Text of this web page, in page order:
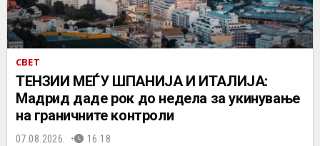
СВЕТ
ТЕНЗИИ МЕЃУ ШПАНИЈА И ИТАЛИЈА:
Мадрид даде рок до недела за укинување
на граничните контроли
07.08.2026. 16:18